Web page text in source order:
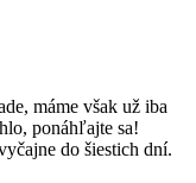
máme však už iba
ponáhľajte sa!
do šiestich dní.